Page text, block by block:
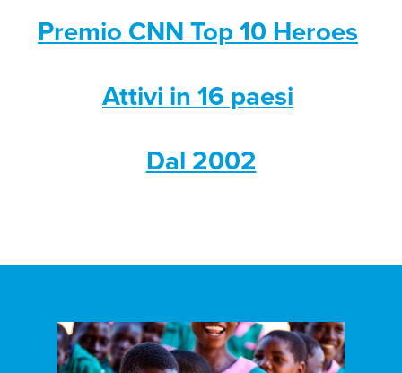
Premio CNN Top 10 Heroes
Attivi in 16 paesi
Dal 2002